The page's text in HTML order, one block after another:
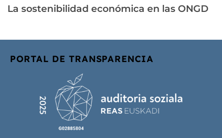
La sostenibilidad económica en las ONGD
PORTAL DE TRANSPARENCIA